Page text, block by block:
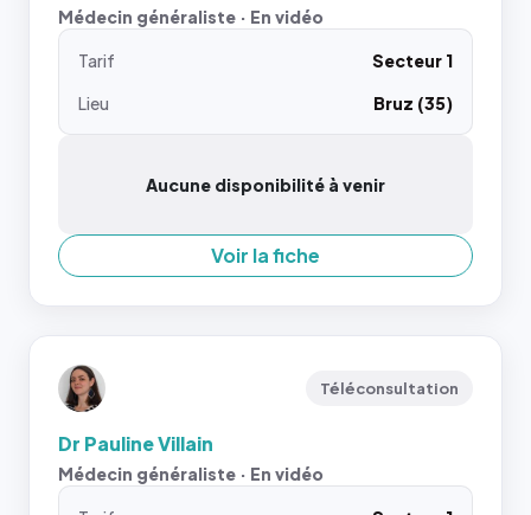
Médecin généraliste · En vidéo
Tarif
Secteur 1
Lieu
Bruz (35)
Aucune disponibilité à venir
Voir la fiche
Téléconsultation
Dr Pauline Villain
Médecin généraliste · En vidéo